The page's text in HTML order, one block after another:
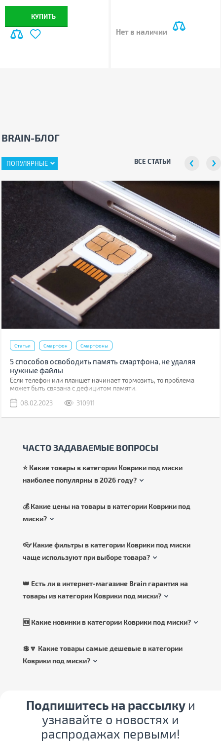
КУПИТЬ
Нет в наличии
BRAIN-БЛОГ
ПОПУЛЯРНЫЕ ВСЕ СТАТЬИ
Статьи Смартфон Смартфоны
5 способов освободить память смартфона, не удаляя
нужные файлы
Если телефон или планшет начинает тормозить, то проблема
может быть связана с дефицитом памяти.
08.02.2023
310911
ЧАСТО ЗАДАВАЕМЫЕ ВОПРОСЫ
⭐ Какие товары в категории Коврики под миски
наиболее популярны в 2026 году?
💰 Какие цены на товары в категории Коврики под
миски?
👓 Какие фильтры в категории Коврики под миски
чаще используют при выборе товара?
👑 Есть ли в интернет-магазине Brain гарантия на
товары из категории Коврики под миски?
🆕 Какие новинки в категории Коврики под миски?
💲🔽 Какие товары самые дешевые в категории
Коврики под миски?
Подпишитесь на рассылку и
узнавайте о новостях и
распродажах первыми!